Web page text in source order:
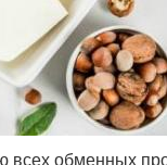
обменных